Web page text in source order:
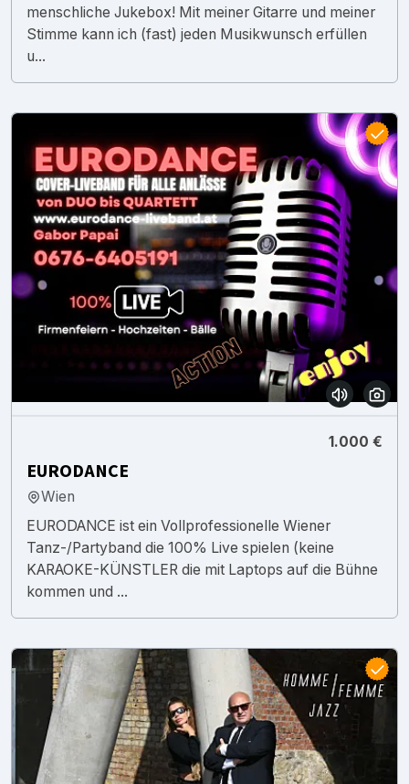
menschliche Jukebox! Mit meiner Gitarre und meiner
Stimme kann ich (fast) jeden Musikwunsch erfüllen
u...
1.000 €
EURODANCE
Wien
EURODANCE ist ein Vollprofessionelle Wiener
Tanz-/Partyband die 100% Live spielen (keine
KARAOKE-KÜNSTLER die mit Laptops auf die Bühne
kommen und ...